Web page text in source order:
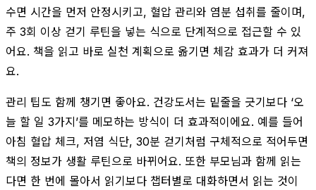
수면 시간을 먼저 안정시키고, 혈압 관리와 염분 섭취를 줄이며,
주 3회 이상 걷기 루틴을 넣는 식으로 단계적으로 접근할 수 있
어요. 책을 읽고 바로 실천 계획으로 옮기면 체감 효과가 더 커져
요.
관리 팁도 함께 챙기면 좋아요. 건강도서는 밑줄을 긋기보다 ‘오
늘 할 일 3가지’를 메모하는 방식이 더 효과적이에요. 예를 들어
아침 혈압 체크, 저염 식단, 30분 걷기처럼 구체적으로 적어두면
책의 정보가 생활 루틴으로 바뀌어요. 또한 부모님과 함께 읽는
다면 한 번에 몰아서 읽기보다 챕터별로 대화하면서 읽는 것이